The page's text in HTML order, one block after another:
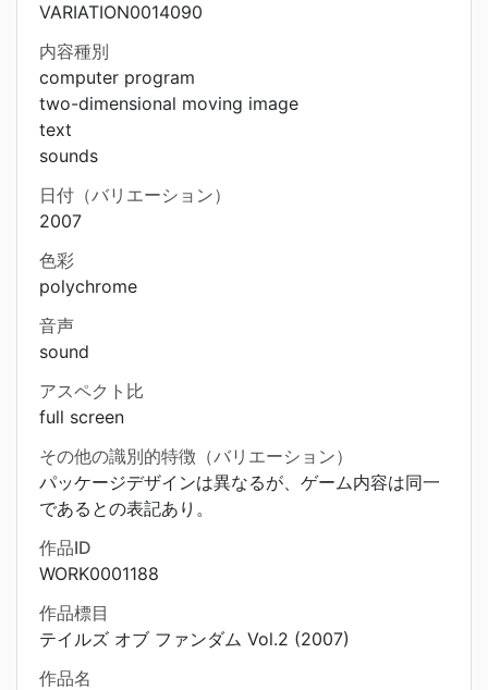
VARIATION0014090
内容種別
computer program
two-dimensional moving image
text
sounds
日付（バリエーション）
2007
色彩
polychrome
音声
sound
アスペクト比
full screen
その他の識別的特徴（バリエーション）
パッケージデザインは異なるが、ゲーム内容は同一
であるとの表記あり。
作品ID
WORK0001188
作品標目
テイルズ オブ ファンダム Vol.2 (2007)
作品名